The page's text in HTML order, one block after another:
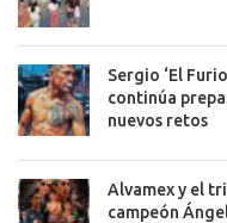
Sergio ‘El
continúa
nuevos retos
Alvamex y el
campeón